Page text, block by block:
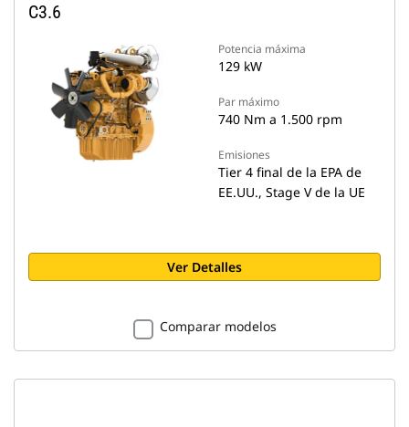
C3.6
Potencia máxima
129 kW
Par máximo
740 Nm a 1.500 rpm
Emisiones
Tier 4 final de la EPA de
EE.UU., Stage V de la UE
Ver Detalles
Comparar modelos